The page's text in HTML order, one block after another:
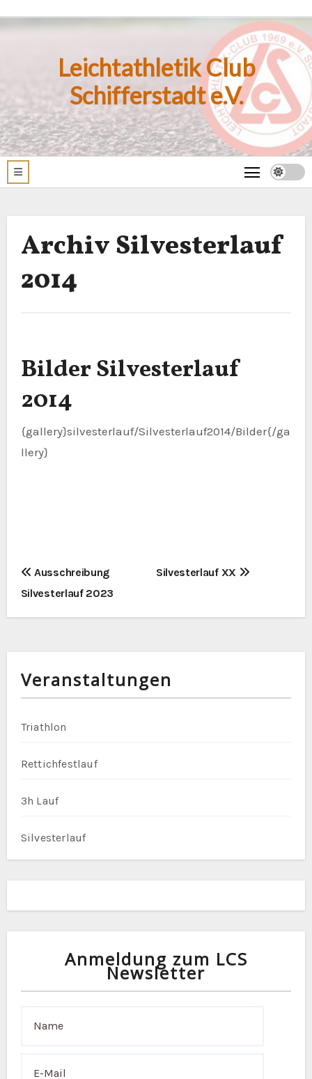
Inhalt
Leichtathletik Club
Schifferstadt e.V.
Archiv Silvesterlauf
2014
Bilder Silvesterlauf
2014
{gallery}silvesterlauf/Silvesterlauf2014/Bilder{/ga
llery}
B
e
r
a
s
n
a
v
g
Ausschreibung
Silvesterlauf 2023
Silvesterlauf XX
Veranstaltungen
Triathlon
Rettichfestlauf
3h Lauf
Silvesterlauf
Anmeldung zum LCS
Newsletter